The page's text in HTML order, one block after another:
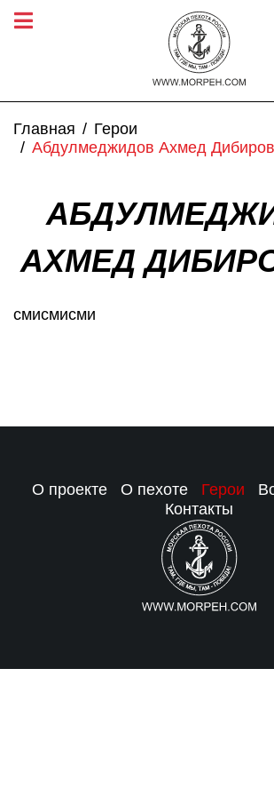
Главная
Герои
Абдулмеджидов Ахмед
АХМЕД
смисмисми
О проекте О пехоте Герои
Контакты